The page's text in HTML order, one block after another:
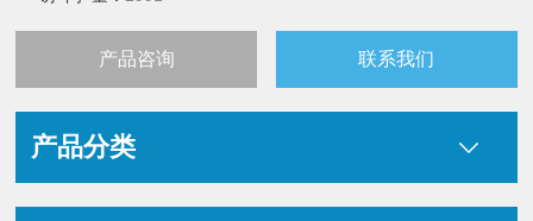
产品咨询 联系我们
产品分类